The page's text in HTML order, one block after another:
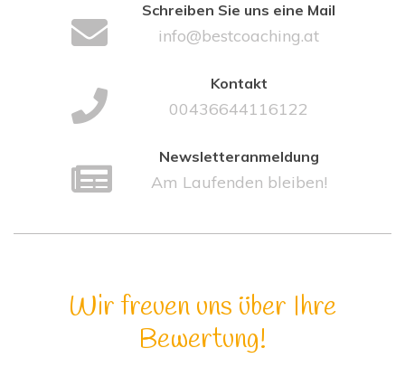
Schreiben Sie uns eine Mail
info@bestcoaching.at
Kontakt
00436644116122
Newsletteranmeldung
Am Laufenden bleiben!
Wir freuen uns über Ihre
Bewertung!